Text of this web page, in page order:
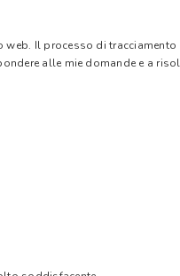
Il processo di
alle mie domande e a